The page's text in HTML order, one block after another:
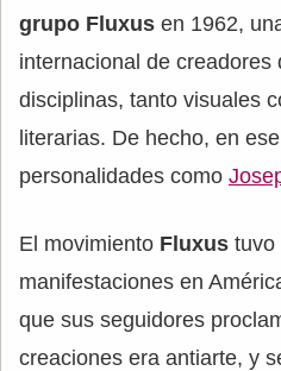
grupo Fluxus en 1962,
internacional de creadores
disciplinas, tanto visuales
literarias. De hecho, en
personalidades como
El movimiento Fluxus tuvo
manifestaciones en
que sus seguidores
creaciones era antiarte, y